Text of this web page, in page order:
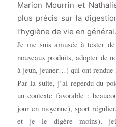
Marion Mourrin et
plus précis sur la
l’hygiène de vie en général.
Je me suis amusée à tester
nouveaux produits, adopter de
à jeun, jeuner…) qui ont rendue
Par la suite, j’ai reperdu du
un contexte favorable :
jour en moyenne), sport
et je le digère moins),